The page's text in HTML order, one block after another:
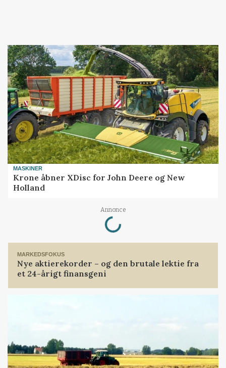
MASKINER
Krone åbner XDisc for John Deere og New
Holland
Annonce
Loading...
MARKEDSFOKUS
Nye aktierekorder – og den brutale lektie fra
et 24-årigt finansgeni